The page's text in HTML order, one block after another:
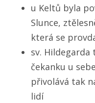
u Keltů byla
Slunce,
která se
sv. Hildegarda
čekanku u
přivolává tak
lidí